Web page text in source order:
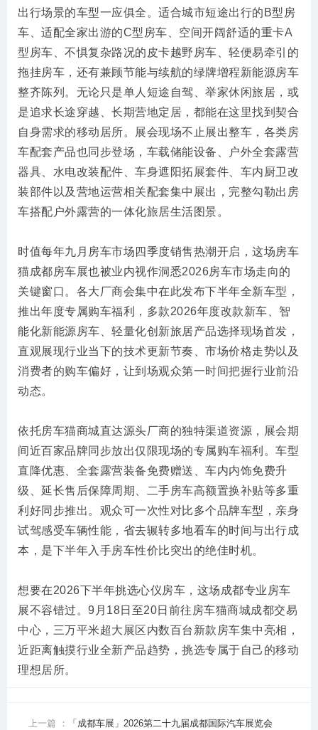
出行场景的车型一应俱全。适合城市短途出行的B型房
车、适配全家出游的C型房车、空间开阔舒适的重卡A
型房车、不惧复杂路况的皮卡越野房车、轻便易牵引的
拖挂房车，还有兼顾节能与续航的绿牌增程新能源房车
整齐陈列。无论只是单人短途自驾、举家休闲旅居，或
是追求长途穿越、长期营地定居，都能在这里找到契合
自身需求的移动居所。展会现场不止展出整车，各类房
车配套产品也同步登场，车载储能设备、户外全套露营
器具、水电改装配件、车身遮阳拓展套件、车内厨卫改
装部件以及营地运营相关配套集中展出，完整勾勒出房
车搭配户外露营的一体化旅居生活图景。
时值每年九月房车市场四季度销售热潮开启，这场房车
猫成都房车展也被业内视作洞悉2026房车市场走向的
关键窗口。各大厂商会集中在此发布下半年全新车型，
推出年度专属购车福利，多款2026年度改款新车、智
能化新能源房车、轻量化创新旅居产品选择现场首发，
直观展现行业当下的技术更新节奏、市场价格走势以及
消费者的购车偏好，让到场观众第一时间把握行业前沿
动态。
依托房车猫商城直达源头厂商的独特渠道资源，展会期
间近百家品牌同步放出仅限现场的专属购车福利。车型
直降优惠、全套露营装备免费赠送、车内内饰免费升
级、延长售后保障周期、二手房车高额置换补贴等多重
利好同步推出。观众可一次性对比多个品牌车型，亲身
试驾感受车辆性能，省去辗转多地看车的时间与出行成
本，是下半年入手房车性价比突出的绝佳时机。
想要在2026下半年挑选心仪房车，这场成都专业房车
展不容错过。9月18日至20日前往房车猫商城成都交易
中心，三万平米超大展区内数百台新款房车集中亮相，
近距离触摸行业全新产品趋势，挑选专属于自己的移动
理想居所。
上一篇 ： 「成都车展」2026第二十九届成都国际汽车展览会